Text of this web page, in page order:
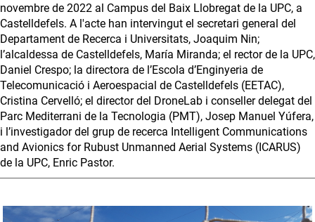
novembre de 2022 al Campus del Baix Llobregat de la UPC, a
Castelldefels. A l'acte han intervingut el secretari general del
Departament de Recerca i Universitats, Joaquim Nin;
l’alcaldessa de Castelldefels, María Miranda; el rector de la UPC,
Daniel Crespo; la directora de l’Escola d’Enginyeria de
Telecomunicació i Aeroespacial de Castelldefels (EETAC),
Cristina Cervelló; el director del DroneLab i conseller delegat del
Parc Mediterrani de la Tecnologia (PMT), Josep Manuel Yúfera,
i l’investigador del grup de recerca Intelligent Communications
and Avionics for Rubust Unmanned Aerial Systems (ICARUS)
de la UPC, Enric Pastor.